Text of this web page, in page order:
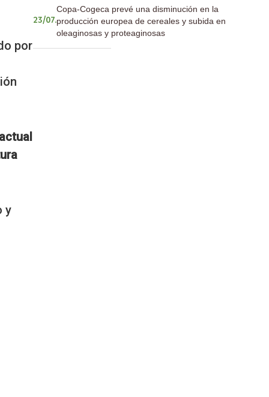
por
y
23/07.
Copa-Cogeca prevé una disminución en la
producción europea de cereales y subida en
oleaginosas y proteaginosas